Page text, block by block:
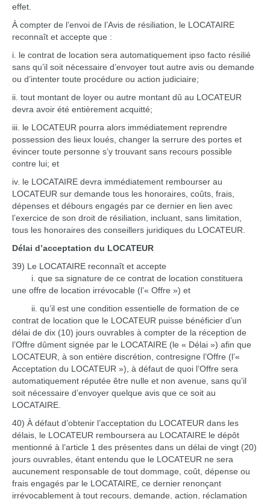
effet.
À compter de l’envoi de l’Avis de résiliation, le LOCATAIRE
reconnaît et accepte que :
i. le contrat de location sera automatiquement ipso facto résilié
sans qu’il soit nécessaire d’envoyer tout autre avis ou demande
ou d’intenter toute procédure ou action judiciaire;
ii. tout montant de loyer ou autre montant dû au LOCATEUR
devra avoir été entièrement acquitté;
iii. le LOCATEUR pourra alors immédiatement reprendre
possession des lieux loués, changer la serrure des portes et
évincer toute personne s’y trouvant sans recours possible
contre lui; et
iv. le LOCATAIRE devra immédiatement rembourser au
LOCATEUR sur demande tous les honoraires, coûts, frais,
dépenses et débours engagés par ce dernier en lien avec
l’exercice de son droit de résiliation, incluant, sans limitation,
tous les honoraires des conseillers juridiques du LOCATEUR.
Délai d’acceptation du LOCATEUR
39) Le LOCATAIRE reconnaît et accepte
i. que sa signature de ce contrat de location constituera
une offre de location irrévocable (l’« Offre ») et
ii. qu’il est une condition essentielle de formation de ce
contrat de location que le LOCATEUR puisse bénéficier d’un
délai de dix (10) jours ouvrables à compter de la réception de
l’Offre dûment signée par le LOCATAIRE (le « Délai ») afin que
LOCATEUR, à son entière discrétion, contresigne l’Offre (l’«
Acceptation du LOCATEUR »), à défaut de quoi l’Offre sera
automatiquement réputée être nulle et non avenue, sans qu’il
soit nécessaire d’envoyer quelque avis que ce soit au
LOCATAIRE.
40) À défaut d’obtenir l’acceptation du LOCATEUR dans les
délais, le LOCATEUR remboursera au LOCATAIRE le dépôt
mentionné à l’article 1 des présentes dans un délai de vingt (20)
jours ouvrables, étant entendu que le LOCATEUR ne sera
aucunement responsable de tout dommage, coût, dépense ou
frais engagés par le LOCATAIRE, ce dernier renonçant
irrévocablement à tout recours, demande, action, réclamation